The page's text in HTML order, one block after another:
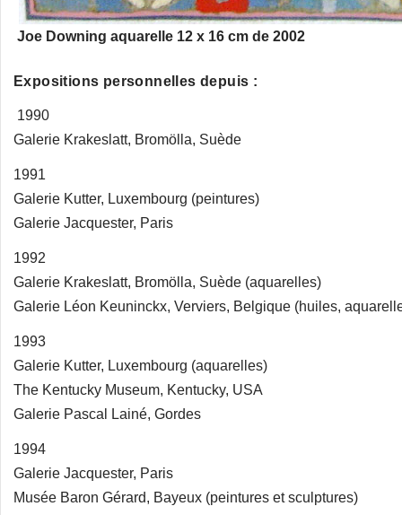
Joe Downing aquarelle 12 x 16 cm de 2002
Expositions personnelles depuis :
1990
Galerie Krakeslatt, Bromölla, Suède
1991
Galerie Kutter, Luxembourg (peintures)
Galerie Jacquester, Paris
1992
Galerie Krakeslatt, Bromölla, Suède (aquarelles)
Galerie Léon Keuninckx, Verviers, Belgique (huiles,
1993
Galerie Kutter, Luxembourg (aquarelles)
The Kentucky Museum, Kentucky, USA
Galerie Pascal Lainé, Gordes
1994
Galerie Jacquester, Paris
Musée Baron Gérard, Bayeux (peintures et sculptures)